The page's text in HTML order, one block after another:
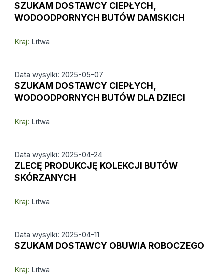
SZUKAM DOSTAWCY CIEPŁYCH,
WODOODPORNYCH BUTÓW DAMSKICH
Kraj: Litwa
Data wysylki: 2025-05-07
SZUKAM DOSTAWCY CIEPŁYCH,
WODOODPORNYCH BUTÓW DLA DZIECI
Kraj: Litwa
Data wysylki: 2025-04-24
ZLECĘ PRODUKCJĘ KOLEKCJI BUTÓW
SKÓRZANYCH
Kraj: Litwa
Data wysylki: 2025-04-11
SZUKAM DOSTAWCY OBUWIA ROBOCZEGO
Kraj: Litwa